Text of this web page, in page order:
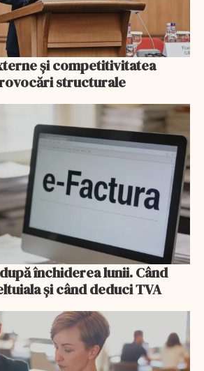
și competitivitatea
structurale
închiderea lunii. Când
și când deduci TVA